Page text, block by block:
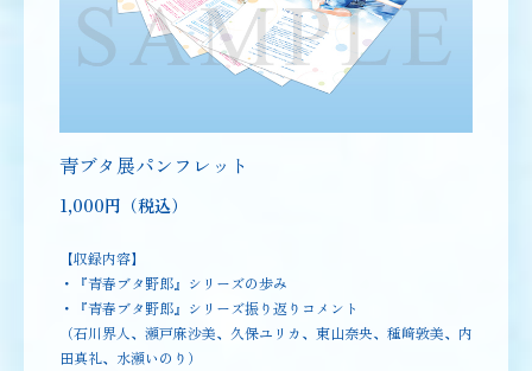
青ブタ展パンフレット
1,000円（税込）
【収録内容】
・『青春ブタ野郎』シリーズの歩み
・『青春ブタ野郎』シリーズ振り返りコメント
（石川界人、瀬戸麻沙美、久保ユリカ、東山奈央、種﨑敦美、内
田真礼、水瀬いのり）